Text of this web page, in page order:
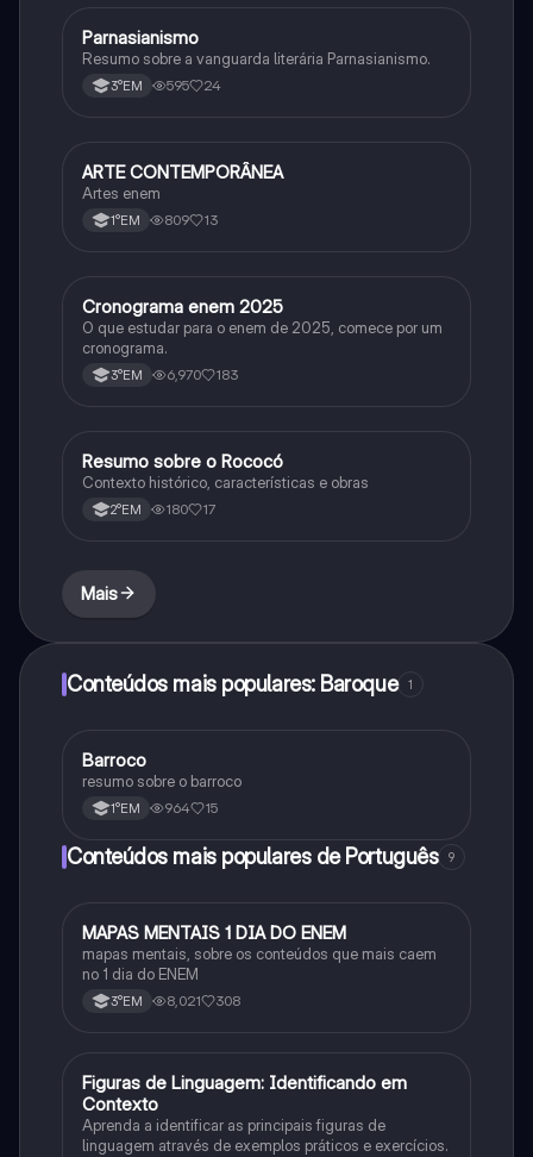
Português
Parnasianismo
Resumo sobre a vanguarda literária Parnasianismo.
3°EM 595 24
Arte
ARTE CONTEMPORÂNEA
Artes enem
1°EM 809 13
Arte
Cronograma enem 2025
O que estudar para o enem de 2025, comece por um
cronograma.
3°EM 6,970 183
Arte
Resumo sobre o Rococó
Contexto histórico, características e obras
2°EM 180 17
Mais
Conteúdos mais populares: Baroque 1
Arte
Barroco
resumo sobre o barroco
1°EM 964 15
Conteúdos mais populares de Português 9
Português
MAPAS MENTAIS 1 DIA DO ENEM
mapas mentais, sobre os conteúdos que mais caem
no 1 dia do ENEM
3°EM 8,021 308
FPortuguês
Figuras de Linguagem: Identificando em
Contexto
Aprenda a identificar as principais figuras de
linguagem através de exemplos práticos e exercícios.